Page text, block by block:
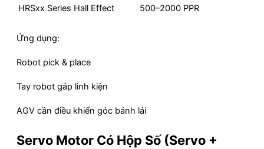
HRSxx Series Hall Effect 500–2000 PPR
Ứng dụng:
Robot pick & place
Tay robot gắp linh kiện
AGV cần điều khiển góc bánh lái
Servo Motor Có Hộp Số (Servo +